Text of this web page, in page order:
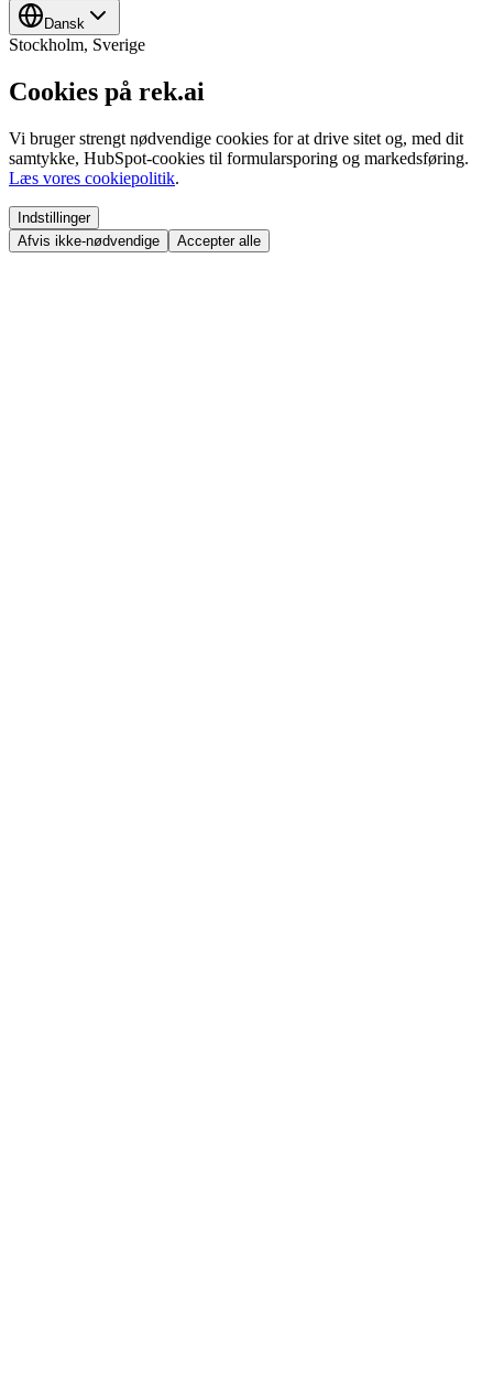
Dansk
Stockholm, Sverige
Cookies på rek.ai
Vi bruger strengt nødvendige cookies for at drive sitet og, med dit
samtykke, HubSpot-cookies til formularsporing og markedsføring.
Læs vores cookiepolitik.
Indstillinger
Afvis ikke-nødvendige
Accepter alle